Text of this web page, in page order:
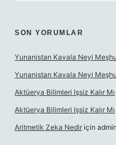
SON YORUMLAR
Yunanistan Kavala Neyi
Yunanistan Kavala Neyi
Aktüerya Bilimleri Işsiz Kalır Mı
Aktüerya Bilimleri Işsiz Kalır Mı
Aritmetik Zeka Nedir için admin